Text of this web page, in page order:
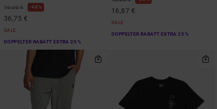
70,00 € 48%
36,75 €
SALE
DOPPELTER RABATT EXTRA 25 %
16,87 €
SALE
DOPPELTER RABATT EXTRA 25 %